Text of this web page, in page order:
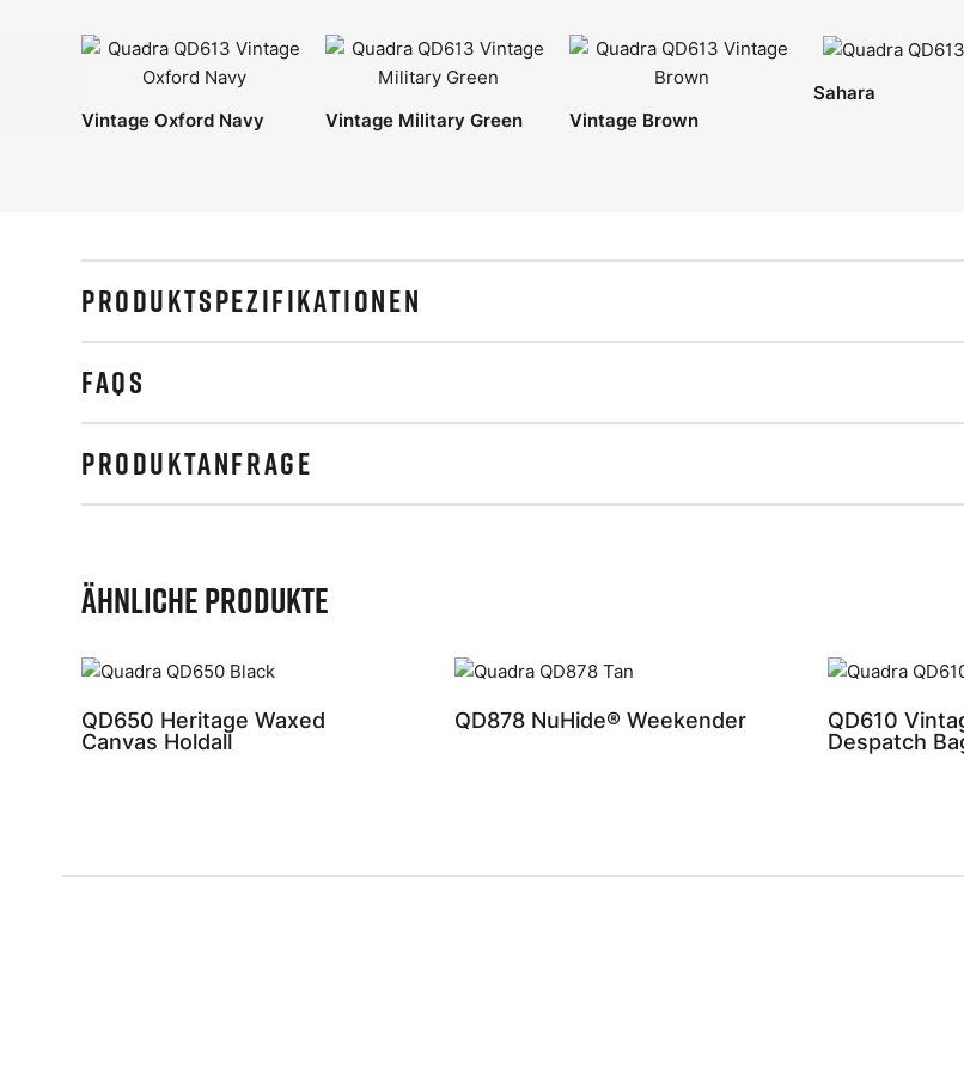
Vintage Oxford Navy Vintage Military Green Vintage Brown
Sahara
PRODUKTSPEZIFIKATIONEN
FAQS
PRODUKTANFRAGE
Ähnliche Produkte
QD650 Heritage Waxed
Canvas Holdall
QD878 NuHide® Weekender
QD610
Despatch